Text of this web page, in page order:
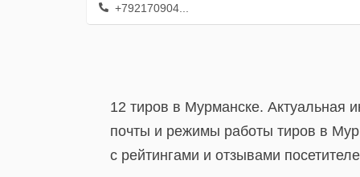
+792170904...
12 тиров в Мурманске. Актуальная
почты и режимы работы тиров в
с рейтингами и отзывами